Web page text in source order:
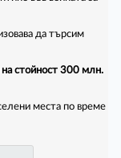
да търсим
стойност 300 млн.
места по време